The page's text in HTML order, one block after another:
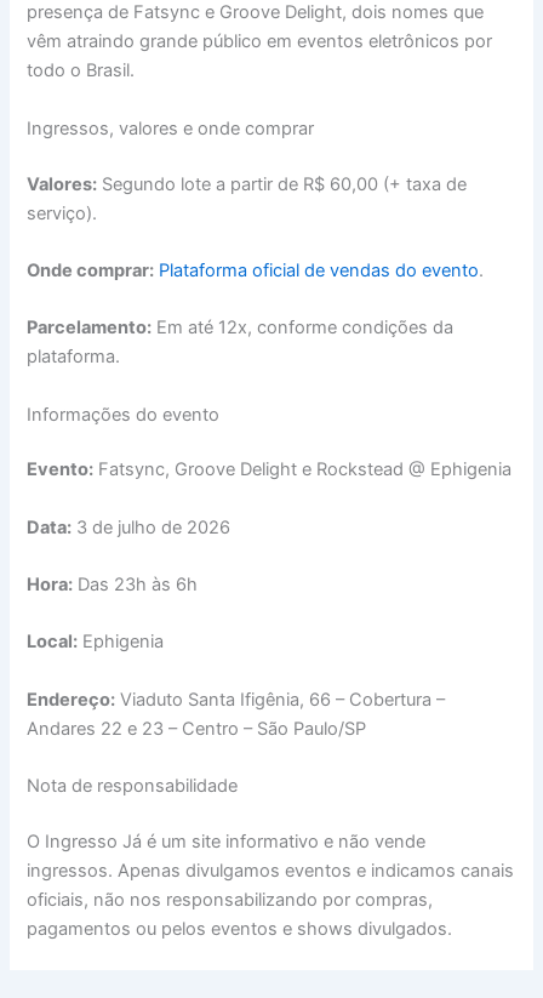
presença de Fatsync e Groove Delight, dois nomes que
vêm atraindo grande público em eventos eletrônicos por
todo o Brasil.
Ingressos, valores e onde comprar
Valores: Segundo lote a partir de R$ 60,00 (+ taxa de
serviço).
Onde comprar: Plataforma oficial de vendas do evento.
Parcelamento: Em até 12x, conforme condições da
plataforma.
Informações do evento
Evento: Fatsync, Groove Delight e Rockstead @ Ephigenia
Data: 3 de julho de 2026
Hora: Das 23h às 6h
Local: Ephigenia
Endereço: Viaduto Santa Ifigênia, 66 – Cobertura –
Andares 22 e 23 – Centro – São Paulo/SP
Nota de responsabilidade
O Ingresso Já é um site informativo e não vende
ingressos. Apenas divulgamos eventos e indicamos canais
oficiais, não nos responsabilizando por compras,
pagamentos ou pelos eventos e shows divulgados.